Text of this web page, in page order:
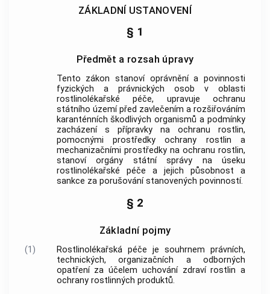
ZÁKLADNÍ USTANOVENÍ
§ 1
Předmět a rozsah úpravy
Tento zákon stanoví oprávnění a povinnosti
fyzických a právnických osob v oblasti
rostlinolékařské péče, upravuje ochranu
státního území před zavlečením a rozšiřováním
karanténních škodlivých organismů a podmínky
zacházení s přípravky na ochranu rostlin,
pomocnými prostředky ochrany rostlin a
mechanizačními prostředky na ochranu rostlin,
stanoví orgány státní správy na úseku
rostlinolékařské péče a jejich působnost a
sankce za porušování stanovených povinností.
§ 2
Základní pojmy
(1) Rostlinolékařská péče je souhrnem právních,
technických, organizačních a odborných
opatření za účelem uchování zdravírostlin a
ochrany rostlinných produktů.